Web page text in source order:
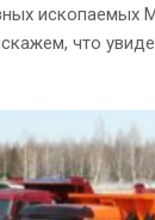
ископаемых
что